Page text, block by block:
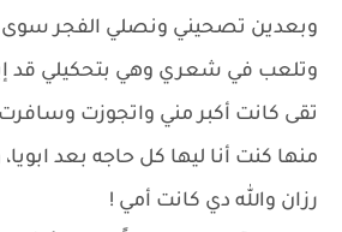
وبعدين تصحيني ونصلي الفجر سوى
وتلعب في شعري وهي بتحكيلي قد
تقى كانت أكبر مني واتجوزت
منها كنت أنا ليها كل حاجه بعد ابويا،
رزان والله دي كانت أمي !